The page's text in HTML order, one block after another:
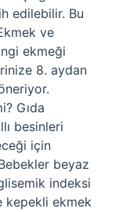
edilebilir. Bu
ve
ekmeği
8. aydan
Gıda
besinleri
için
beyaz
indeksi
kepekli ekmek